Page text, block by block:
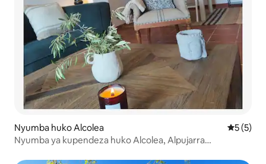
Nyumba huko Alcolea
5 (5)
Nyumba ya kupendeza huko Alcolea, Alpujarra